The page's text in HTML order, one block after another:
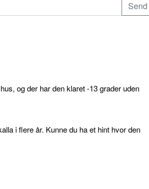
og der har den klaret -13 grader uden
i flere år. Kunne du ha et hint hvor den